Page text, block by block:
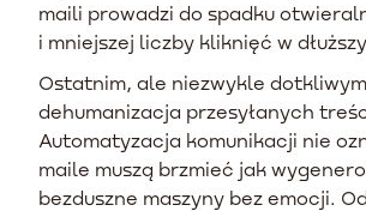
maili prowadzi do spadku
i mniejszej liczby kliknięć w
Ostatnim, ale niezwykle
dehumanizacja przesyłanych
Automatyzacja komunikacji nie
maile muszą brzmieć jak
bezduszne maszyny bez emocji.